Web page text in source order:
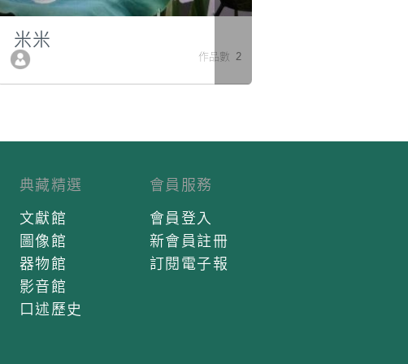
米米
作品數 2
典藏精選
文獻館
圖像館
器物館
影音館
口述歷史
會員服務
會員登入
新會員註冊
訂閱電子報